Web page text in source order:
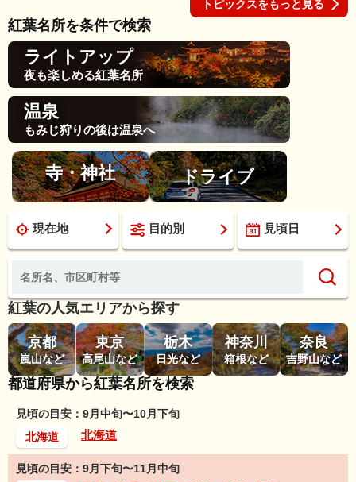
トピックスをもっと見る
紅葉名所を条件で検索
ライトアップ
夜も楽しめる紅葉名所
温泉
もみじ狩りの後は温泉へ
寺・神社 ドライブ
現在地 目的別 見頃日
紅葉の人気エリアから探す
京都
嵐山など
東京
高尾山など
栃木
日光など
神奈川
箱根など
奈良
吉野山など
都道府県から紅葉名所を検索
見頃の目安：9月中旬〜10月下旬
北海道
北海道
見頃の目安：9月下旬〜11月中旬